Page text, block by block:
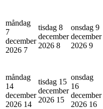
måndag
7
december
2026 7
tisdag 8
december
2026 8
onsdag 9
december
2026 9
måndag
14
december
2026 14
tisdag 15
december
2026 15
onsdag
16
december
2026 16